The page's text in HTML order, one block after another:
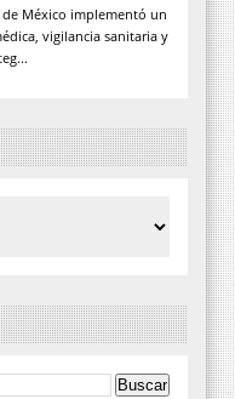
México implementó un
vigilancia sanitaria y